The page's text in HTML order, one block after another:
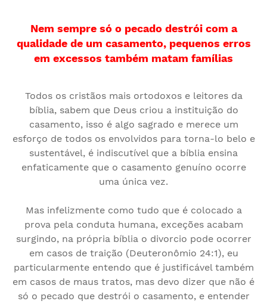
Nem sempre só o pecado destrói com a
qualidade de um casamento, pequenos erros
em excessos também matam famílias
Todos os cristãos mais ortodoxos e leitores da
bíblia, sabem que Deus criou a instituição do
casamento, isso é algo sagrado e merece um
esforço de todos os envolvidos para torna-lo belo e
sustentável, é indiscutível que a bíblia ensina
enfaticamente que o casamento genuíno ocorre
uma única vez.
Mas infelizmente como tudo que é colocado a
prova pela conduta humana, exceções acabam
surgindo, na própria bíblia o divorcio pode ocorrer
em casos de traição (Deuteronômio 24:1), eu
particularmente entendo que é justificável também
em casos de maus tratos, mas devo dizer que não é
só o pecado que destrói o casamento, e entender